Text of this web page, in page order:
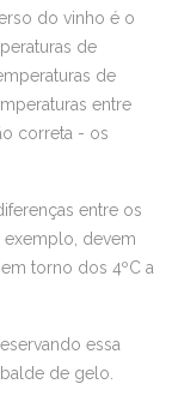
do vinho é o
de
de
entre
correta - os
entre os
exemplo, devem
torno dos 4ºC a
essa
de gelo.